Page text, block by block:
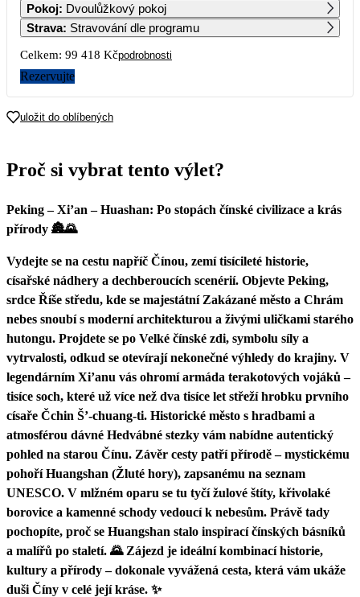
5 6 7 8
19
49 709
Pokoj: Dvoulůžkový pokoj
Strava: Stravování dle programu
Celkem: 99 418 Kčpodrobnosti
Rezervujte
uložit do oblíbených
Proč si vybrat tento výlet?
Peking – Xi’an – Huashan: Po stopách čínské civilizace a krás
přírody 🏯🌄
Vydejte se na cestu napříč Čínou, zemí tisícileté historie,
císařské nádhery a dechberoucích scenérií. Objevte Peking,
srdce Říše středu, kde se majestátní Zakázané město a Chrám
nebes snoubí s moderní architekturou a živými uličkami starého
hutongu. Projdete se po Velké čínské zdi, symbolu síly a
vytrvalosti, odkud se otevírají nekonečné výhledy do krajiny. V
legendárním Xi’anu vás ohromí armáda terakotových vojáků –
tisíce soch, které už více než dva tisíce let střeží hrobku prvního
císaře Čchin Š’-chuang-ti. Historické město s hradbami a
atmosférou dávné Hedvábné stezky vám nabídne autentický
pohled na starou Čínu. Závěr cesty patří přírodě – mystickému
pohoří Huangshan (Žluté hory), zapsanému na seznam
UNESCO. V mlžném oparu se tu tyčí žulové štíty, křivolaké
borovice a kamenné schody vedoucí k nebesům. Právě tady
pochopíte, proč se Huangshan stalo inspirací čínských básníků
a malířů po staletí. 🌄 Zájezd je ideální kombinací historie,
kultury a přírody – dokonale vyvážená cesta, která vám ukáže
duši Číny v celé její kráse. ✨